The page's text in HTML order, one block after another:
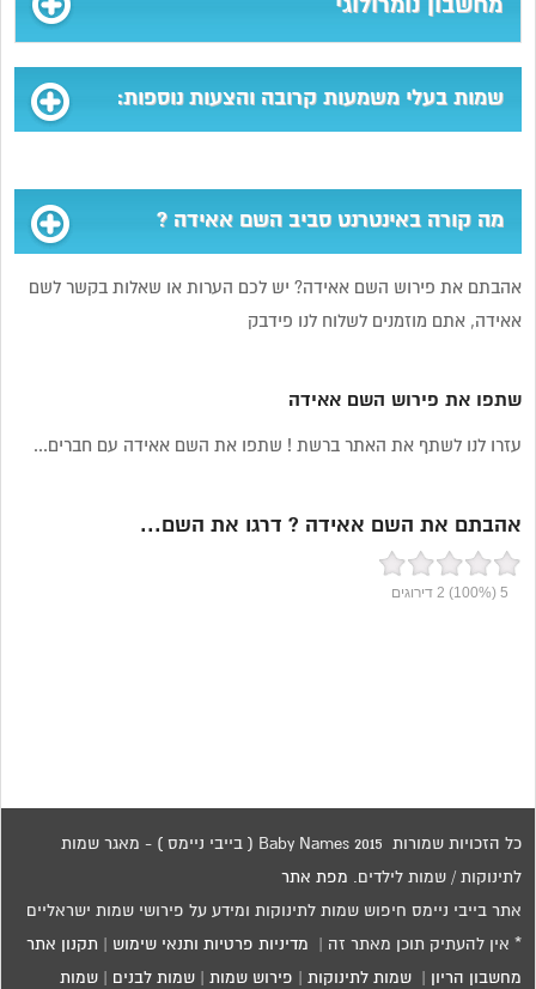
מחשבון נומרולוגי
שמות בעלי משמעות קרובה והצעות נוספות:
מה קורה באינטרנט סביב השם אאידה ?
אהבתם את פירוש השם אאידה? יש לכם הערות או שאלות בקשר לשם
אאידה, אתם מוזמנים לשלוח לנו פידבק
שתפו את פירוש השם אאידה
עזרו לנו לשתף את האתר ברשת ! שתפו את השם אאידה עם חברים...
אהבתם את השם אאידה ? דרגו את השם...
5
(100%)
2 דירוגים
כל הזכויות שמורות 2015 Baby Names ( בייבי ניימס ) - מאגר שמות
לתינוקות / שמות לילדים. מפת אתר
אתר בייבי ניימס חיפוש שמות לתינוקות ומידע על פירושי שמות ישראליים
* אין להעתיק תוכן מאתר זה | מדיניות פרטיות ותנאי שימוש תקנון אתר
מחשבון הריון |שמות לתינוקות פירוש שמות |שמות לבנים |שמות